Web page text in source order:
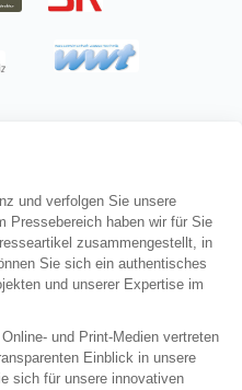
und verfolgen Sie unsere
Pressebereich haben wir für Sie
zusammengestellt, in
Sie sich ein authentisches
und unserer Expertise im
und Print-Medien vertreten
Einblick in unsere
sich für unsere innovativen